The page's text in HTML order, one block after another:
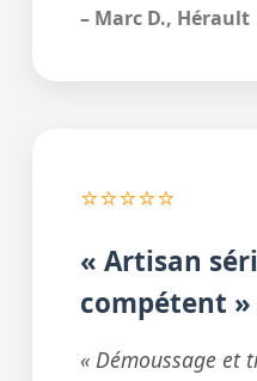
– Marc D., Hérault
⭐⭐⭐⭐⭐
« Artisan
compétent »
« Démoussage et